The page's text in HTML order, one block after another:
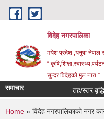
Skip to main content
विदेह नगरपालिका
मधेश प्रदेश ,धनुषा नेपाल
“
सुन्दर विदेहको मुल नारा ”
समाचार तह/स्तर
You are here
Home » विदेह नगरपालिकाकाे नगर